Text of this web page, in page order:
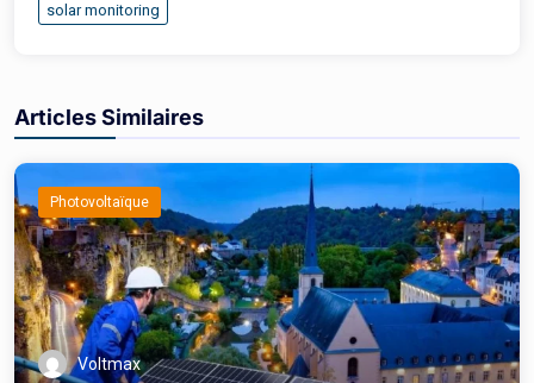
solar monitoring
Articles Similaires
Photovoltaïque
Voltmax